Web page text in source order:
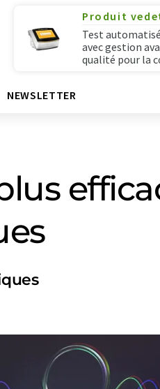
Produit
Test
avec gestion
qualité pour la
NEWSLETTER